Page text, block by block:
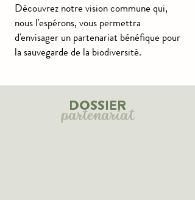
Découvrez notre vision commune qui,
nous l'espérons, vous permettra
d'envisager un partenariat bénéfique pour
la sauvegarde de la biodiversité.
DOSSIER
partenariat